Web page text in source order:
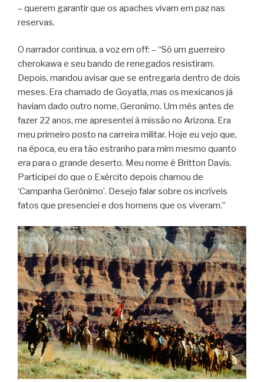
– querem garantir que os apaches vivam em paz nas
reservas.
O narrador continua, a voz em off: – “Só um guerreiro
cherokawa e seu bando de renegados resistiram.
Depois, mandou avisar que se entregaria dentro de dois
meses. Era chamado de Goyatla, mas os mexicanos já
haviam dado outro nome, Geronimo. Um mês antes de
fazer 22 anos, me apresentei à missão no Arizona. Era
meu primeiro posto na carreira militar. Hoje eu vejo que,
na época, eu era tão estranho para mim mesmo quanto
era para o grande deserto. Meu nome é Britton Davis.
Participei do que o Exército depois chamou de
‘Campanha Gerônimo’. Desejo falar sobre os incríveis
fatos que presenciei e dos homens que os viveram.”